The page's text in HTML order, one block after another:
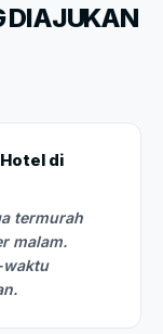
DIAJUKAN
di
termurah
malam.
waktu